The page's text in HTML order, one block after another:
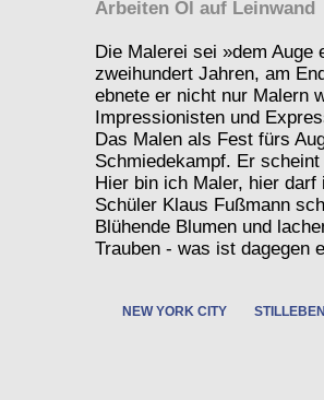
Arbeiten Öl auf Leinwand
Die Malerei sei »dem
zweihundert Jahren, am
ebnete er nicht nur Malern
Impressionisten und
Das Malen als Fest fürs
Schmiedekampf. Er
Hier bin ich Maler, hier
Schüler Klaus Fußmann
Blühende Blumen und
Trauben - was ist dagegen
NEW YORK CITY